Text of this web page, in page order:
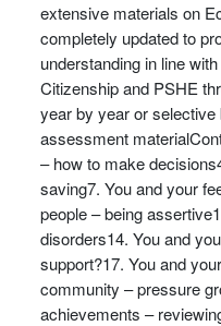
extensive materials on
completely updated to
understanding in line
Citizenship and PSHE
year by year or
assessment
– how to make
saving7. You and your
people – being
disorders14. You and
support?17. You and
community – pressure
achievements –